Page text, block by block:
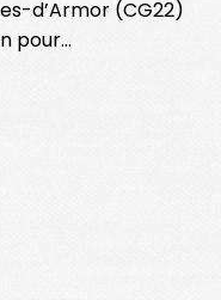
d’Armor (CG22)
pour...